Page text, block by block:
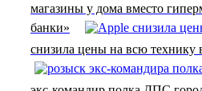
магазины у дома вместо
банки»
снизила цены на всю технику